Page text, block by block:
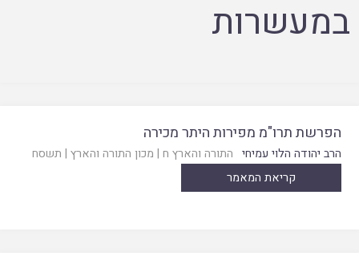
במעשרות
הפרשת תרו"מ מפירות היתר מכירה
הרב יהודה הלוי עמיחי התורה והארץ ח | מכון התורה והארץ | תשסח
קריאת המאמר